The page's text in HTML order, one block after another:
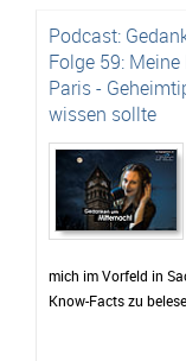
Podcast:
Folge 59:
Paris -
wissen sollte
mich im Vorfeld in
Know-Facts zu
viel gefunden und
aufgenommen,